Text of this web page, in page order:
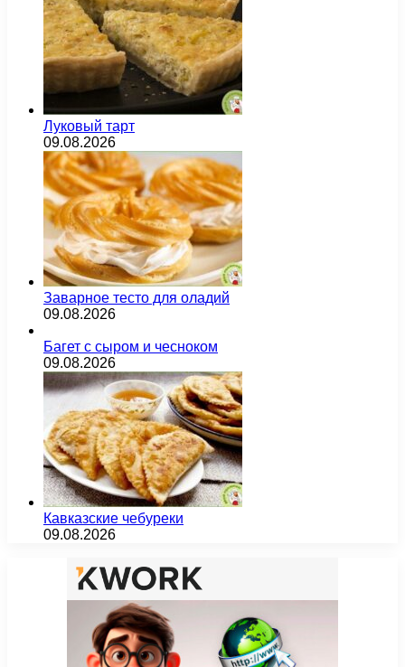
Луковый тарт
09.08.2026
Заварное тесто для оладий
09.08.2026
Багет с сыром и чесноком
09.08.2026
Кавказские чебуреки
09.08.2026